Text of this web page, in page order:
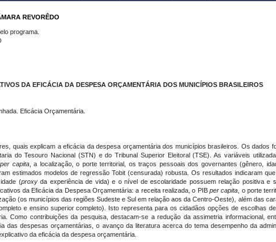
REVORÊDO
programa.
DA EFICÁCIA DA DESPESA ORÇAMENTÁRIA DOS MUNICÍPIOS BRASILEIROS
Eficácia Orçamentária.
quais explicam a eficácia da despesa orçamentária dos municípios brasileiros. Os dados
do Tesouro Nacional (STN) e do Tribunal Superior Eleitoral (TSE). As variáveis
per capita, a localização, o porte territorial, os traços pessoais dos governantes (gênero,
estimados modelos de regressão Tobit (censurada) robusta. Os resultados indicaram
(proxyda experiência de vida) e o nível de escolaridade possuem relação positiva e
da Eficácia da Despesa Orçamentária: a receita realizada, o PIB per capita , o porte
(os municípios das regiões Sudeste e Sul em relação aos da Centro-Oeste), além das
e ensino superior completo). Isto representa para os cidadãos opções de escolhas
Como contribuições da pesquisa, destacam-se a redução da assimetria informacional,
das despesas orçamentárias, o avanço da literatura acerca do tema desempenho da
da eficácia da despesa orçamentária.